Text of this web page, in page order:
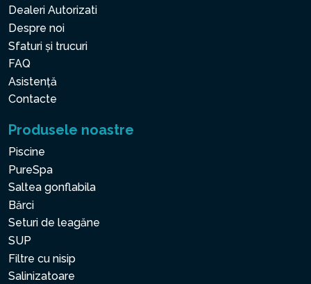
Dealeri Autorizati
Despre noi
Sfaturi și trucuri
FAQ
Asistență
Contacte
Produsele noastre
Piscine
PureSpa
Saltea gonflabila
Bărci
Seturi de leagăne
SUP
Filtre cu nisip
Salinizatoare